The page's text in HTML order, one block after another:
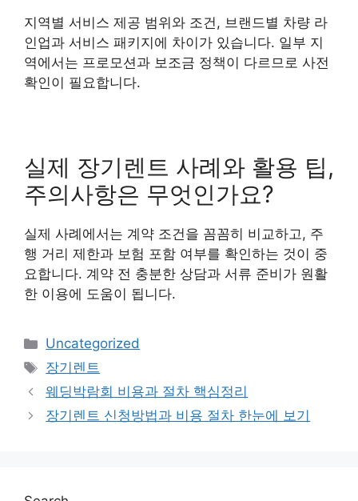
지역별 서비스 제공 범위와 조건, 브랜드별 차량 라
인업과 서비스 패키지에 차이가 있습니다. 일부 지
역에서는 프로모션과 보조금 정책이 다르므로 사전
확인이 필요합니다.
실제 장기렌트 사례와 활용 팁,
주의사항은 무엇인가요?
실제 사례에서는 계약 조건을 꼼꼼히 비교하고, 주
행 거리 제한과 보험 포함 여부를 확인하는 것이 중
요합니다. 계약 전 충분한 상담과 서류 준비가 원활
한 이용에 도움이 됩니다.
Categories
Uncategorized
Tags
장기렌트
웨딩박람회 비용과 절차 핵심정리
장기렌트 신청방법과 비용 절차 한눈에 보기